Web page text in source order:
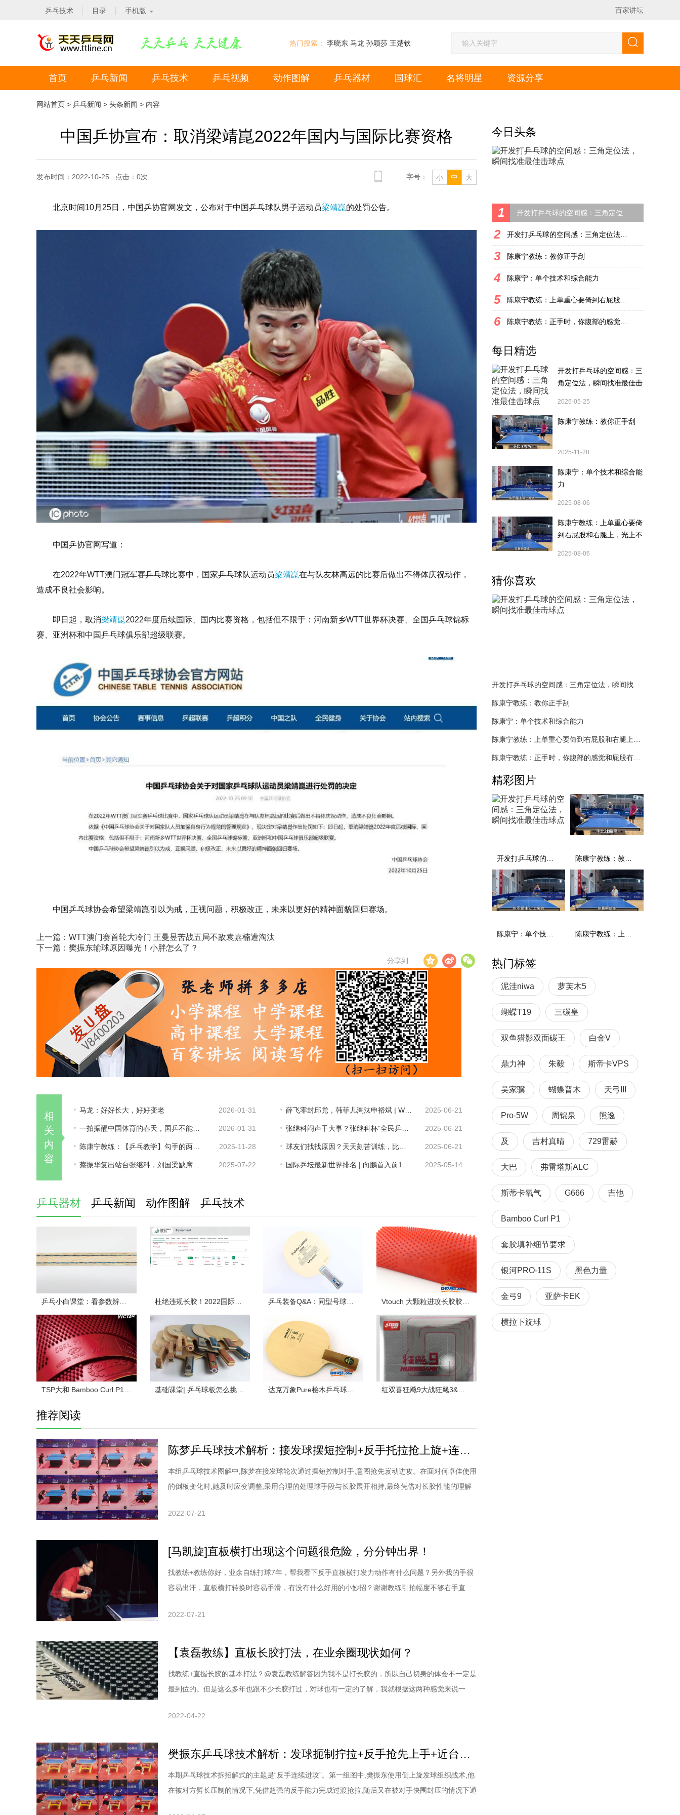
乒乓技术 目录 手机版 百家讲坛
热门搜索： 李晓东 马龙 孙颖莎 王楚钦
首页 乒乓新闻 乒乓技术 乒乓视频 动作图解 乒乓器材 国球汇 名将明星 资源分享
网站首页 > 乒乓新闻 > 头条新闻 > 内容
中国乒协宣布：取消梁靖崑2022年国内与国际比赛资格
发布时间：2022-10-25 点击： 0次 小 中 大
字号：
北京时间10月25日，中国乒协官网发文，公布对于中国乒乓球队男子运动员梁靖崑的处罚公告。
中国乒协官网写道：
在2022年WTT澳门冠军赛乒乓球比赛中，国家乒乓球队运动员梁靖崑在与队友林高远的比赛后做出不得体庆祝动作，
造成不良社会影响。
即日起，取消梁靖崑2022年度后续国际、国内比赛资格，包括但不限于：河南新乡WTT世界杯决赛、全国乒乓球锦标
赛、亚洲杯和中国乒乓球俱乐部超级联赛。
中国乒乓球协会希望梁靖崑引以为戒，正视问题，积极改正，未来以更好的精神面貌回归赛场。
上一篇： WTT澳门赛首轮大冷门 王曼昱苦战五局不敌袁嘉楠遭淘汰
下一篇： 樊振东输球原因曝光！小胖怎么了？
分享到:
相
关
内
容
马龙：好好长大，好好变老 2026-01-31
2026-01-31
2025-11-28
2025-07-22
2025-06-21
2025-06-21
2025-06-21
2025-05-14
乒乓器材 乒乓新闻 动作图解 乒乓技术
推荐阅读
陈梦乒乓球技术解析：接发球摆短控制+反手托拉抢上旋+连续发力打中间
本组乒乓球技术图解中,陈梦在接发球轮次通过摆短控制对手,意图抢先岌动进攻。在面对何卓佳使用
的倒板变化时,她及时应变调整,采用合理的处理球手段与长胶展开相持,最终凭借对长胶性能的理解
求如何摆短:微立板形,触球时迅速借力并制动如图,陈梦使用相对稳定的平站位处理接发球,因为她的
2022-07-21
[马凯旋]直板横打出现这个问题很危险，分分钟出界！
找教练+教练你好，业余自练打球7年，帮我看下反手直板横打发力动作有什么问题？另外我的手很
容易出汗，直板横打转换时容易手滑，有没有什么好用的小妙招？谢谢教练引拍幅度不够右手直
己琢磨，没有教练教过你，打成现在这个样子真就算说的过去了。当然，7年过长了。有一件事你得
2022-07-21
【袁磊教练】直板长胶打法，在业余圈现状如何？
找教练+直握长胶的基本打法？@袁磊教练解答因为我不是打长胶的，所以自己切身的体会不一定是
最到位的。但是这么多年也跟不少长胶打过，对球也有一定的了解，我就根据这两种感觉来说一
度，有0.8的、1.0的、1.2的，这些种类不同，你要做的相应调节也不一样。现在只贴单面胶皮的选
2022-04-22
樊振东乒乓球技术解析：发球扼制拧拉+反手抢先上手+近台暴力衔接
本期乒乓球技术拆招解式的主题是“反手连续进攻”。第一组图中,樊振东使用侧上旋发球组织战术,他
在被对方劈长压制的情况下,凭借超强的反手能力完成过渡抢拉,随后又在被对手快围封压的情况下通
今日头条
1
2
3 陈康宁教练：教你正手刮
4 陈康宁：单个技术和综合能力
5
6
每日精选
开发打乒乓球的空间感：三
角定位法，瞬间找准最佳击
2026-05-25
陈康宁教练：教你正手刮
2025-11-28
陈康宁：单个技术和综合能
力
2025-08-06
陈康宁教练：上单重心要倚
到右屁股和右腿上，光上不
2025-08-06
猜你喜欢
陈康宁教练：教你正手刮
陈康宁：单个技术和综合能力
精彩图片
热门标签
泥洼niwa 萝芙木5
蝴蝶T19 三碳皇
双鱼猎影双面碳王 白金V
鼎力神 朱毅 斯帝卡VPS
吴家骥 蝴蝶普木 天弓III
Pro-5W 周锦泉 熊逸
及 吉村真晴 729雷赫
大巴 弗雷塔斯ALC
斯蒂卡氧气 G666 吉他
Bamboo Curl P1
套胶填补细节要求
银河PRO-11S 黑色力量
金弓9 亚萨卡EK
横拉下旋球